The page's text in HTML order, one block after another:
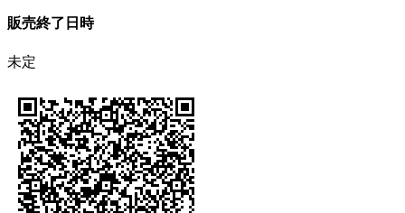
販売終了日時
未定